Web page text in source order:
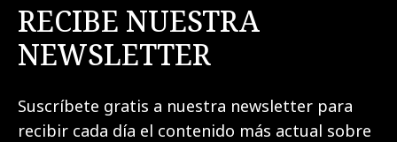
RECIBE NUESTRA
NEWSLETTER
Suscríbete gratis a nuestra newsletter para
recibir cada día el contenido más actual sobre